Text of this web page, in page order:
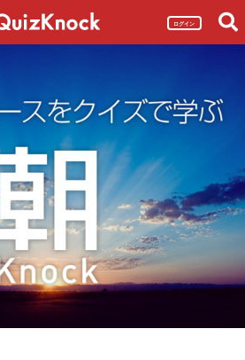
ログイン